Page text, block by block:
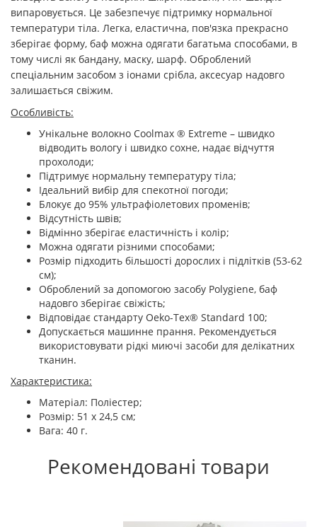
випаровується. Це забезпечує підтримку нормальної
температури тіла. Легка, еластична, пов'язка прекрасно
зберігає форму, баф можна одягати багатьма способами, в
тому числі як бандану, маску, шарф. Оброблений
спеціальним засобом з іонами срібла, аксесуар надовго
залишається свіжим.
Особливість:
Унікальне волокно Coolmax ® Extreme – швидко
відводить вологу і швидко сохне, надає відчуття
прохолоди;
Підтримує нормальну температуру тіла;
Ідеальний вибір для спекотної погоди;
Блокує до 95% ультрафіолетових променів;
Відсутність швів;
Відмінно зберігає еластичність і колір;
Можна одягати різними способами;
Розмір підходить більшості дорослих і підлітків (53-62
см);
Оброблений за допомогою засобу Polygiene, баф
надовго зберігає свіжість;
Відповідає стандарту Oeko-Tex® Standard 100;
Допускається машинне прання. Рекомендується
використовувати рідкі миючі засоби для делікатних
тканин.
Характеристика:
Матеріал: Поліестер;
Розмір: 51 x 24,5 см;
Вага: 40 г.
Рекомендовані товари